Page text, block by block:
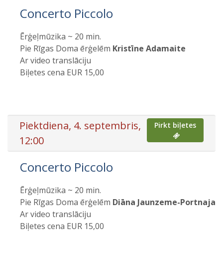
Concerto Piccolo
Ērģeļmūzika ~ 20 min.
Pie Rīgas Doma ērģelēm Kristīne Adamaite
Ar video translāciju
Biļetes cena EUR 15,00
Piektdiena, 4. septembris,
12:00
Pirkt biļetes
Concerto Piccolo
Ērģeļmūzika ~ 20 min.
Pie Rīgas Doma ērģelēm Diāna Jaunzeme-Portnaja
Ar video translāciju
Biļetes cena EUR 15,00